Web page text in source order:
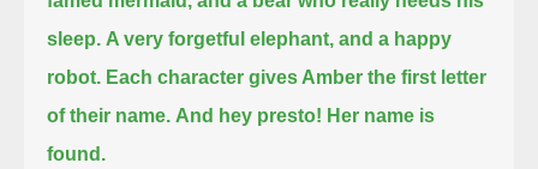
sleep. A very forgetful elephant, and a happy
robot. Each character gives Amber the first letter
of their name. And hey presto! Her name is
found.